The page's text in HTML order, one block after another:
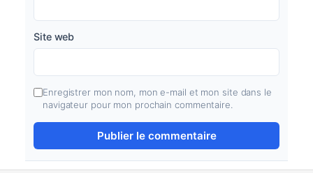
Site web
Enregistrer mon nom, mon e-mail et mon site dans le
navigateur pour mon prochain commentaire.